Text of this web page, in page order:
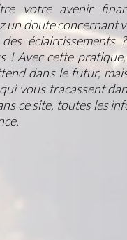
votre avenir
un doute concernant
éclaircissements
! Avec cette
dans le futur,
vous tracassent
ce site, toutes les